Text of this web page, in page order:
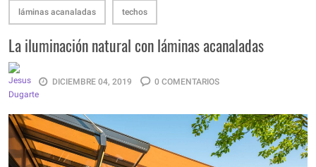
láminas acanaladas techos
La iluminación natural con láminas acanaladas
DICIEMBRE 04, 2019 0 COMENTARIOS